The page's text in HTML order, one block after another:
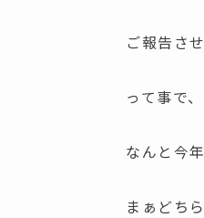
ご報告さ
って事で
なんと今
まぁどち